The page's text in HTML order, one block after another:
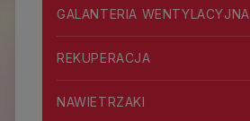
GALANTERIA WENTYLACYJNA
REKUPERACJA
NAWIETRZAKI